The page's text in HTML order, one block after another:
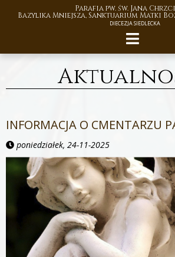
Parafia pw. św. Jana
Bazylika Mniejsza, Sanktuarium Matki
DIECEZJA SIEDLECKA
INFORMACJA O CMENTARZU
poniedziałek, 24-11-2025